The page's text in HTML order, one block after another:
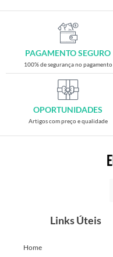
PAGAMENTO SEGURO
100% de segurança no pagamento
OPORTUNIDADES
Artigos com preço e qualidade
Links Úteis
Home